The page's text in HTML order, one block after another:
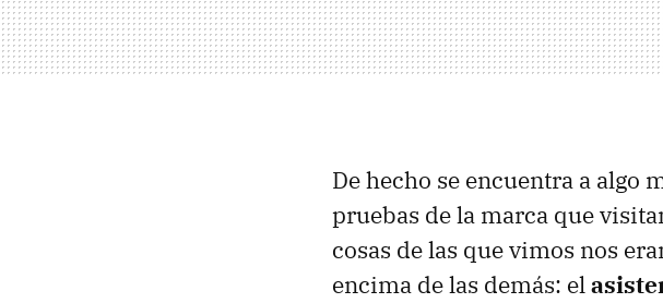
De hecho se encuentra a algo
pruebas de la marca que
cosas de las que vimos nos
encima de las demás: el